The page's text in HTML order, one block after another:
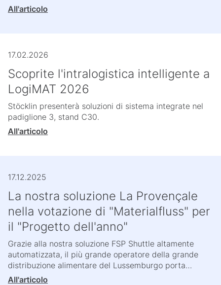
All'articolo
17.02.2026
Scoprite l'intralogistica intelligente a
LogiMAT 2026
Stöcklin presenterà soluzioni di sistema integrate nel
padiglione 3, stand C30.
All'articolo
17.12.2025
La nostra soluzione La Provençale
nella votazione di "Materialfluss" per
il "Progetto dell'anno"
Grazie alla nostra soluzione FSP Shuttle altamente
automatizzata, il più grande operatore della grande
distribuzione alimentare del Lussemburgo porta…
All'articolo